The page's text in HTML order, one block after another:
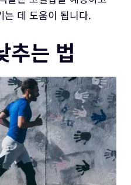
는 데 도움이 됩니다.
추는 법